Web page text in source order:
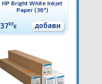
HP Bright White Inkjet
Paper (36")
3790€ добави